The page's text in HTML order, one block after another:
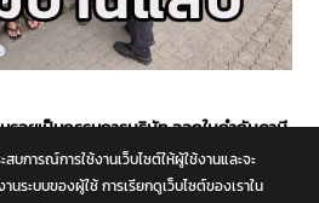
รอยเป็นกรรมการบริษัท ออกใบกำกับภาษี
หายกว่า 129 ล้านบาท
บการณ์การใช้งานเว็บไซต์ให้ผู้ใช้งานและจะ
ระบบของผู้ใช้ การเรียกดูเว็บไซต์ของเราใน